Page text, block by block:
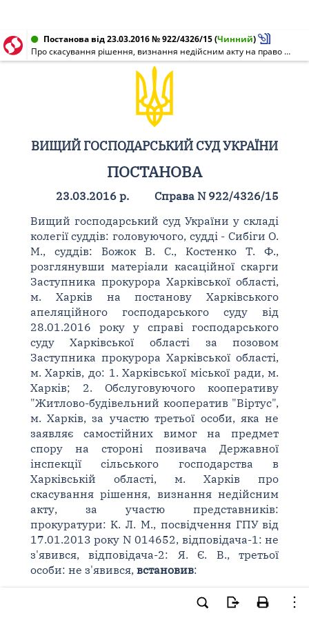
Постанова від 23.03.2016 № 922/4326/15(Чинний)
Про скасування рішення, визнання недійсним акту на право власності на земельну ділянку
ВИЩИЙ ГОСПОДАРСЬКИЙ СУД УКРАЇНИ
ПОСТАНОВА
23.03.2016 р.
Справа N 922/4326/15
Вищий господарський суд України у складі
колегії суддів: головуючого, судді - Сибіги О.
М., суддів: Божок В. С., Костенко Т. Ф.,
розглянувши матеріали касаційної скарги
Заступника прокурора Харківської області,
м. Харків на постанову Харківського
апеляційного господарського суду від
28.01.2016 року у справі господарського
суду Харківської області за позовом
Заступника прокурора Харківської області,
м. Харків, до: 1. Харківської міської ради, м.
Харків; 2. Обслуговуючого кооперативу
"Житлово-будівельний кооператив "Віртус",
м. Харків, за участю третьої особи, яка не
заявляє самостійних вимог на предмет
спору на стороні позивача Державної
інспекції сільського господарства в
Харківській області, м. Харків про
скасування рішення, визнання недійсним
акту, за участю представників:
прокуратури: К. Л. М., посвідчення ГПУ від
17.01.2013 року N 014652, відповідача-1: не
з'явився, відповідача-2: Я. Є. В., третьої
особи: не з'явився, встановив:
Заступник прокурора Харківської області в
інтересах держави звернувся до